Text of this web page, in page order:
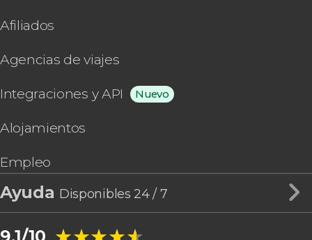
Afiliados
Agencias de viajes
Integraciones y API Nuevo
Alojamientos
Empleo
Ayuda Disponibles 24 / 7